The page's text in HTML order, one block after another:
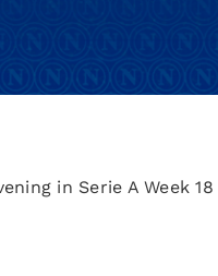
in Serie A Week